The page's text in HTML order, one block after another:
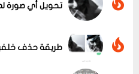
عرض الكل
تحويل أي صورة
طريقة حذف